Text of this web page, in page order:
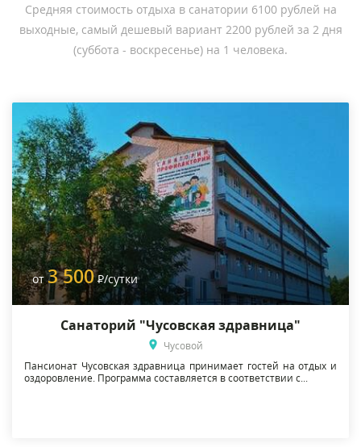
Средняя стоимость отдыха в санатории 6100 рублей на
выходные, самый дешевый вариант 2200 рублей за 2 дня
(суббота - воскресенье) на 1 человека.
от3 500 Р/сутки
Санаторий "Чусовская здравница"
Чусовой
Пансионат Чусовская здравница принимает гостей на отдых и
оздоровление. Программа составляется в соответствии с...